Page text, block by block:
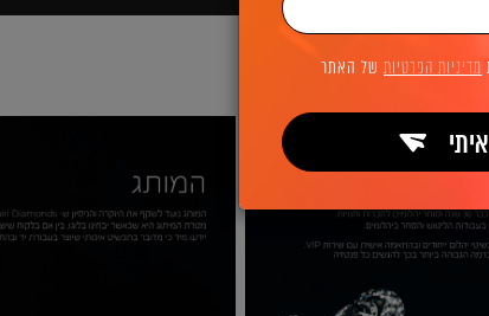
מדיניות הפרטיותשל האתר